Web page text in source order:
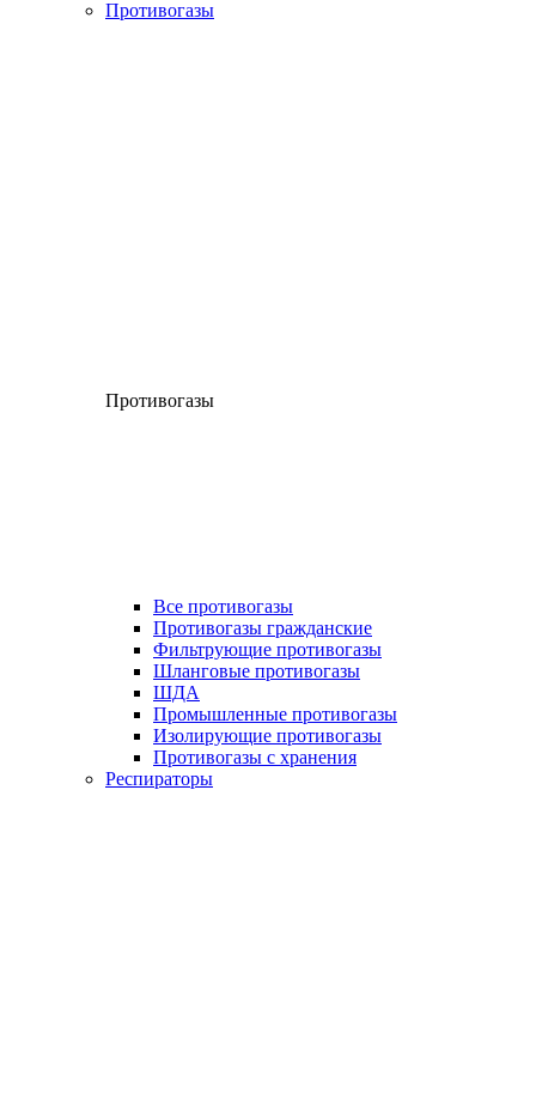
Противогазы
Противогазы
Все противогазы
Противогазы гражданские
Фильтрующие противогазы
Шланговые противогазы
ШДА
Промышленные противогазы
Изолирующие противогазы
Противогазы с хранения
Респираторы